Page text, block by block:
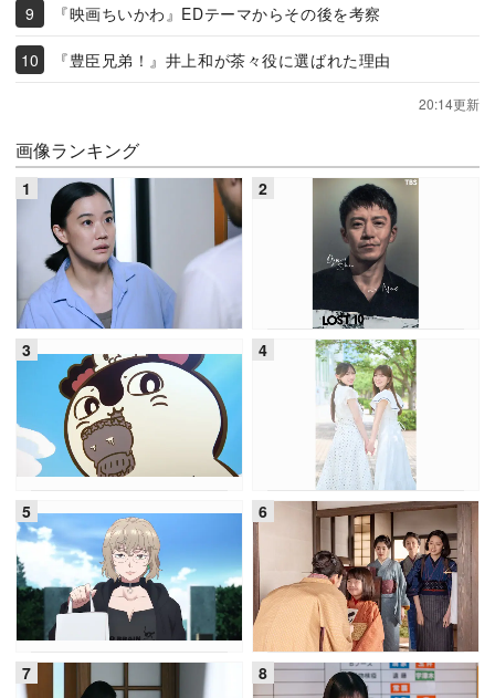
『映画ちいかわ』EDテーマからその後を考察
『豊臣兄弟！』井上和が茶々役に選ばれた理由
20:14更新
画像ランキング